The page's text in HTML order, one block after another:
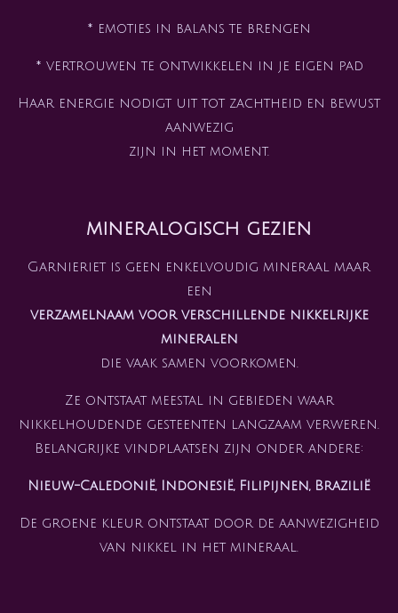
* emoties in balans te brengen
* vertrouwen te ontwikkelen in je eigen pad
Haar energie nodigt uit tot zachtheid en bewust
aanwezig
zijn in het moment.
mineralogisch gezien
Garnieriet is geen enkelvoudig mineraal maar
een
verzamelnaam voor verschillende nikkelrijke
mineralen
die vaak samen voorkomen.
Ze ontstaat meestal in gebieden waar
nikkelhoudende gesteenten langzaam verweren.
Belangrijke vindplaatsen zijn onder andere:
Nieuw-Caledonië, Indonesië, Filipijnen, Brazilië
De groene kleur ontstaat door de aanwezigheid
van nikkel in het mineraal.